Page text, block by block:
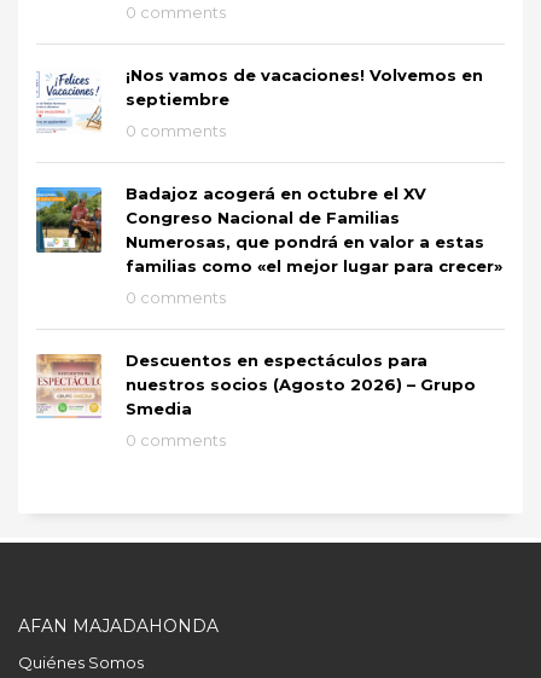
0 comments
¡Nos vamos de vacaciones! Volvemos en
septiembre
0 comments
Badajoz acogerá en octubre el XV
Congreso Nacional de Familias
Numerosas, que pondrá en valor a estas
familias como «el mejor lugar para crecer»
0 comments
Descuentos en espectáculos para
nuestros socios (Agosto 2026) – Grupo
Smedia
0 comments
AFAN MAJADAHONDA
Quiénes Somos